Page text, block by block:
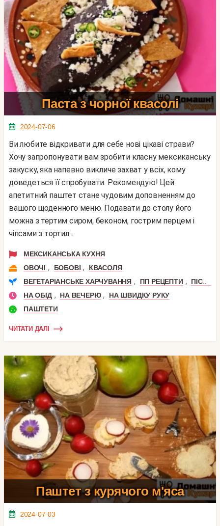
Паста з чорної квасолі
2024-07-06
Ви любите відкривати для себе нові цікаві страви?
Хочу запропонувати вам зробити класну мексиканську
закуску, яка напевно викличе захват у всіх, кому
доведеться її спробувати. Рекомендую! Цей
апетитний паштет стане чудовим доповненням до
вашого щоденного меню. Подавати до столу його
можна з тертим сиром, беконом, гострим перцем і
чіпсами з тортил...
МЕКСИКАНСЬКА КУХНЯ
ОВОЧІ , БОБОВІ ,
КВАСОЛЯ
ВЕГЕТАРІАНСЬКЕ ХАРЧУВАННЯ , ПП РЕЦЕПТИ ,
ПІСНІ СТРАВИ
НА ОБІД , НА ВЕЧЕРЮ ,
НА ШВИДКУ РУКУ
ПАШТЕТИ
ЧИТАТИ ДАЛІ
Паштет з курячого м'яса
2024-07-03